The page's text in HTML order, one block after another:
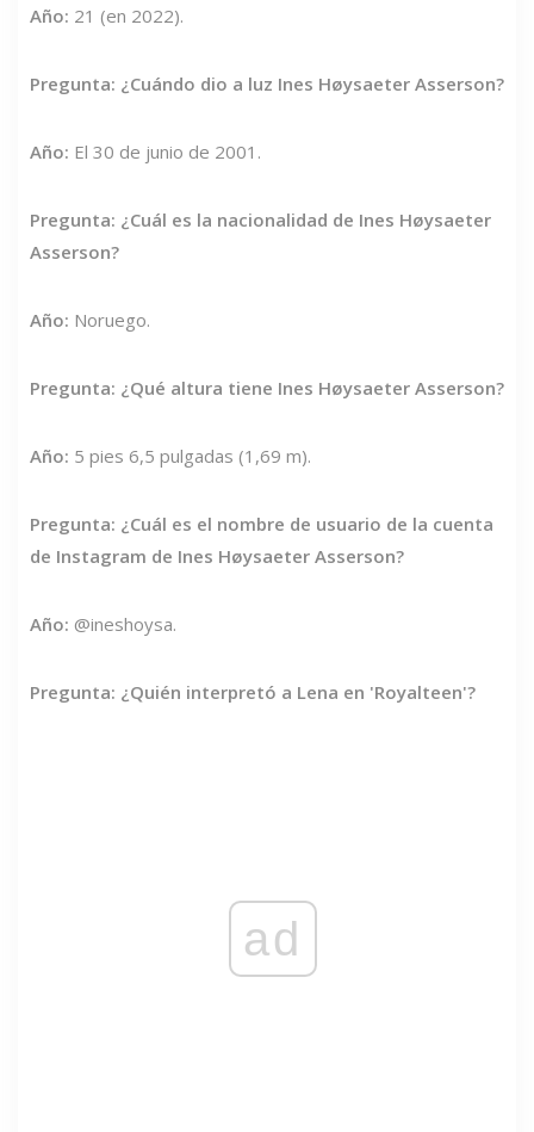
Año: 21 (en 2022).
Pregunta: ¿Cuándo dio a luz Ines Høysaeter Asserson?
Año: El 30 de junio de 2001.
Pregunta: ¿Cuál es la nacionalidad de Ines Høysaeter
Asserson?
Año: Noruego.
Pregunta: ¿Qué altura tiene Ines Høysaeter Asserson?
Año: 5 pies 6,5 pulgadas (1,69 m).
Pregunta: ¿Cuál es el nombre de usuario de la cuenta
de Instagram de Ines Høysaeter Asserson?
Año: @ineshoysa.
Pregunta: ¿Quién interpretó a Lena en 'Royalteen'?
ad